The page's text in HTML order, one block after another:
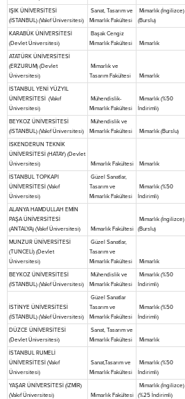
IŞIK ÜNİVERSİTESİ
(İSTANBUL) (Vakıf Üniversitesi)
Sanat, Tasarım ve
Mimarlık Fakültesi
Mimarlık (İngilizce)
(Burslu)
KARABÜK ÜNİVERSİTESİ
(Devlet Üniversitesi)
Başak Cengiz
Mimarlık Fakültesi
Mimarlık
ATATÜRK ÜNİVERSİTESİ
(ERZURUM) (Devlet
Üniversitesi)
Mimarlık ve
Tasarım Fakültesi
Mimarlık
İSTANBUL YENİ YÜZYIL
ÜNİVERSİTESİ (Vakıf
Üniversitesi)
Mühendislik-
Mimarlık Fakültesi
Mimarlık (%50
İndirimli)
BEYKOZ ÜNİVERSİTESİ
(İSTANBUL) (Vakıf Üniversitesi)
Mühendislik ve
Mimarlık Fakültesi
Mimarlık (Burslu)
İSKENDERUN TEKNİK
ÜNİVERSİTESİ (HATAY) (Devlet
Üniversitesi)
Mimarlık Fakültesi Mimarlık
İSTANBUL TOPKAPI
ÜNİVERSİTESİ (Vakıf
Üniversitesi)
Güzel Sanatlar,
Tasarım ve
Mimarlık Fakültesi
Mimarlık (%50
İndirimli)
ALANYA HAMDULLAH EMİN
PAŞA ÜNİVERSİTESİ
(ANTALYA) (Vakıf Üniversitesi)
Mimarlık Fakültesi
Mimarlık (İngilizce)
(Burslu)
MUNZUR ÜNİVERSİTESİ
(TUNCELİ) (Devlet
Üniversitesi)
Güzel Sanatlar,
Tasarım ve
Mimarlık Fakültesi
Mimarlık
BEYKOZ ÜNİVERSİTESİ
(İSTANBUL) (Vakıf Üniversitesi)
Mühendislik ve
Mimarlık Fakültesi
Mimarlık (%50
İndirimli)
İSTİNYE ÜNİVERSİTESİ
(İSTANBUL) (Vakıf Üniversitesi)
Güzel Sanatlar
Tasarım ve
Mimarlık Fakültesi
Mimarlık (%50
İndirimli)
DÜZCE ÜNİVERSİTESİ
(Devlet Üniversitesi)
Sanat, Tasarım ve
Mimarlık Fakültesi
Mimarlık
İSTANBUL RUMELİ
ÜNİVERSİTESİ (Vakıf
Üniversitesi)
Sanat,Tasarım ve
Mimarlık Fakültesi
Mimarlık (%50
İndirimli)
YAŞAR ÜNİVERSİTESİ (İZMİR)
(Vakıf Üniversitesi)
Mimarlık Fakültesi
Mimarlık (İngilizce)
(%25 İndirimli)